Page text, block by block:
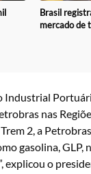
Brasil
mercado de
nas
2, a
gasolina,
explicou o